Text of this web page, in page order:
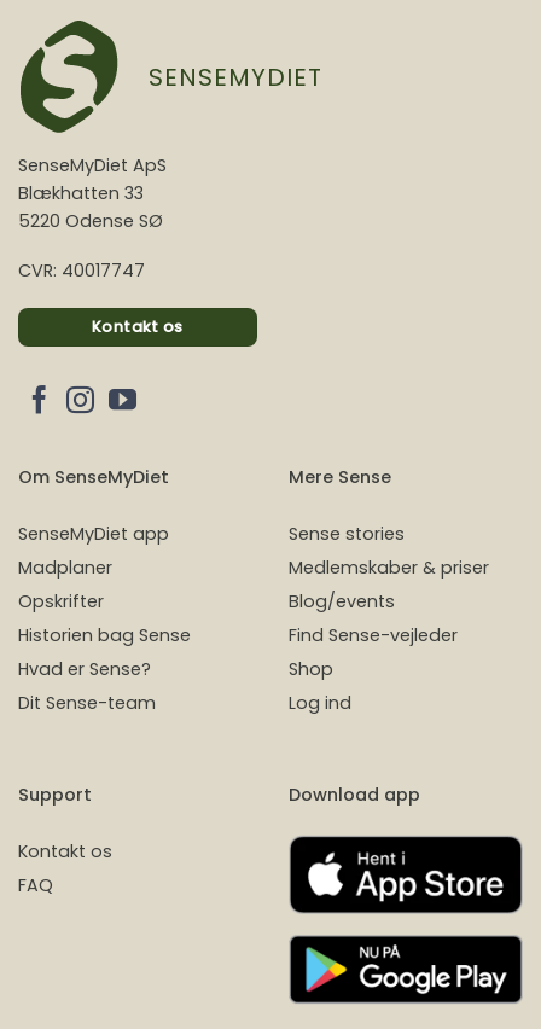
SENSEMYDIET
SenseMyDiet ApS
Blækhatten 33
5220 Odense SØ
CVR: 40017747
Kontakt os
Om SenseMyDiet
SenseMyDiet app
Madplaner
Opskrifter
Historien bag Sense
Hvad er Sense?
Dit Sense-team
Mere Sense
Sense stories
Medlemskaber & priser
Blog/events
Find Sense-vejleder
Shop
Log ind
Support
Kontakt os
FAQ
Download app